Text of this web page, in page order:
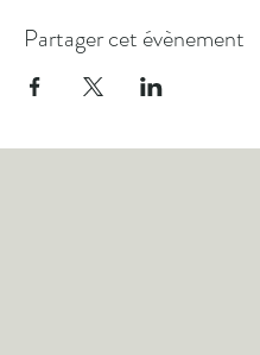
Partager cet évènement